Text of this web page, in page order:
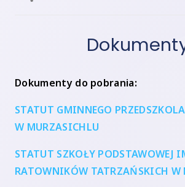
Dokumenty do pobrania:
STATUT GMINNEGO
W MURZASICHLU
STATUT SZKOŁY PODSTAWOWEJ
RATOWNIKÓW TATRZAŃSKICH W